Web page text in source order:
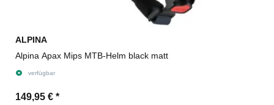
ALPINA
Alpina Apax Mips MTB-Helm black matt
verfügbar
149,95 € *